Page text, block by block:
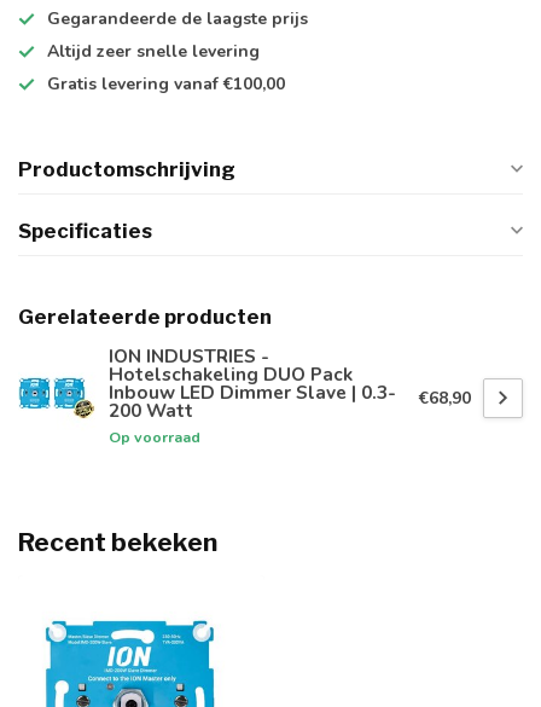
Gegarandeerde de laagste prijs
Altijd zeer snelle levering
Gratis levering vanaf €100,00
Productomschrijving
Specificaties
Gerelateerde producten
ION INDUSTRIES -
Hotelschakeling DUO Pack
Inbouw LED Dimmer Slave | 0.3-
200 Watt
Op voorraad
€68,90
Recent bekeken